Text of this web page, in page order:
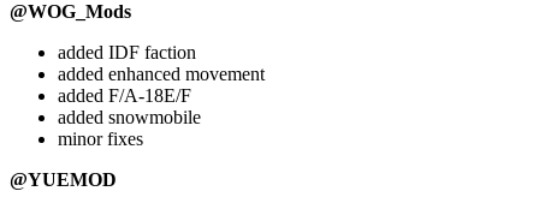
@WOG_Mods
added IDF faction
added enhanced movement
added F/A-18E/F
added snowmobile
minor fixes
@YUEMOD